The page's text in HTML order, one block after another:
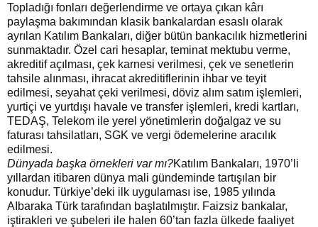
Topladığı fonları değerlendirme ve ortaya çıkan kârı
paylaşma bakımından klasik bankalardan esaslı olarak
ayrılan Katılım Bankaları, diğer bütün bankacılık hizmetlerini
sunmaktadır. Özel cari hesaplar, teminat mektubu verme,
akreditif açılması, çek karnesi verilmesi, çek ve senetlerin
tahsile alınması, ihracat akreditiflerinin ihbar ve teyit
edilmesi, seyahat çeki verilmesi, döviz alım satım işlemleri,
yurtiçi ve yurtdışı havale ve transfer işlemleri, kredi kartları,
TEDAŞ, Telekom ile yerel yönetimlerin doğalgaz ve su
faturası tahsilatları, SGK ve vergi ödemelerine aracılık
edilmesi.
Dünyada başka örnekleri var mı?Katılım Bankaları, 1970’li
yıllardan itibaren dünya mali gündeminde tartışılan bir
konudur. Türkiye’deki ilk uygulaması ise, 1985 yılında
AIbaraka Türk tarafından başlatılmıştır. Faizsiz bankalar,
iştirakleri ve şubeleri ile halen 60’tan fazla ülkede faaliyet